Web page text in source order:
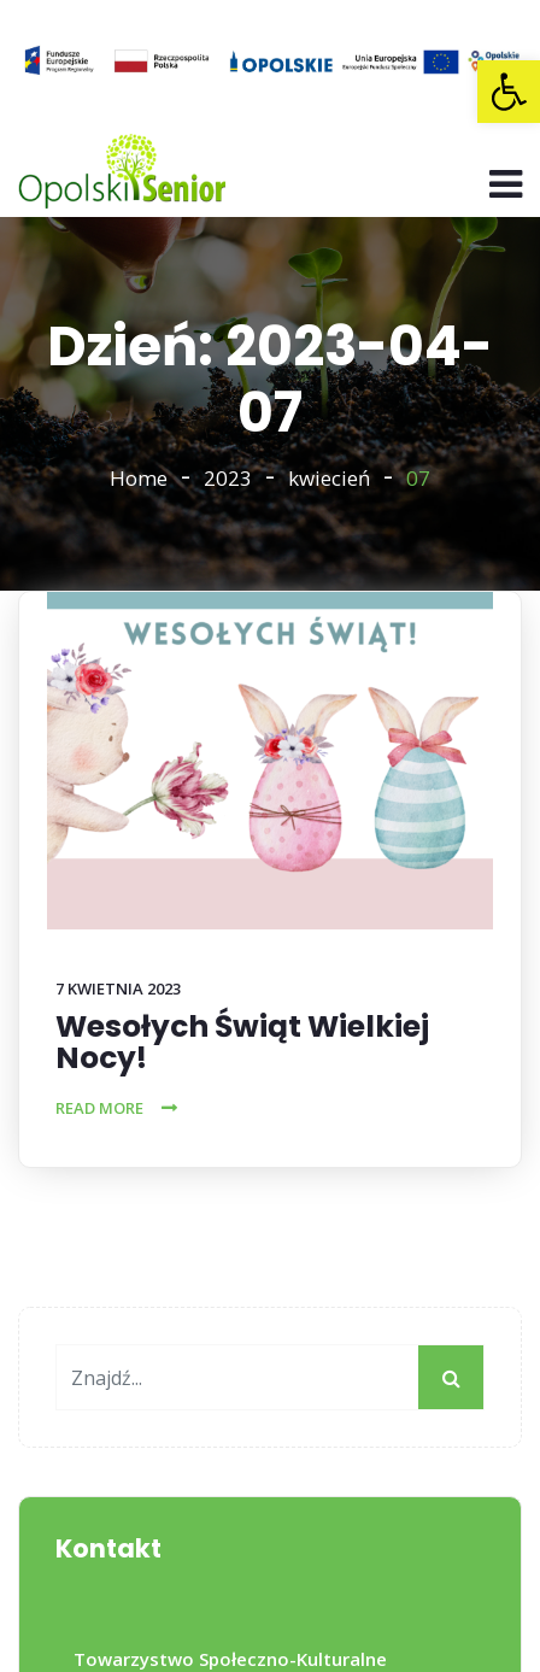
Dzień: 2023-04-
07
Home 2023 kwiecień 07
7 KWIETNIA 2023
Wesołych Świąt Wielkiej
Nocy!
READ MORE
Kontakt
Towarzystwo Społeczno-Kulturalne